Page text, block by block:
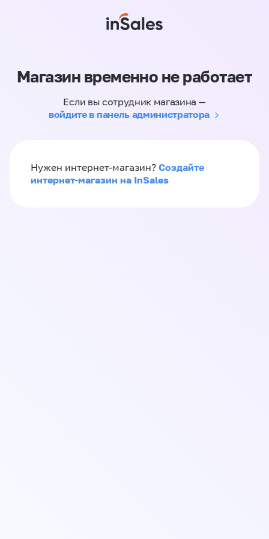
Магазин временно не работает
Если вы сотрудник магазина —
войдите в панель администратора
Нужен интернет-магазин? Создайте
интернет-магазин на InSales